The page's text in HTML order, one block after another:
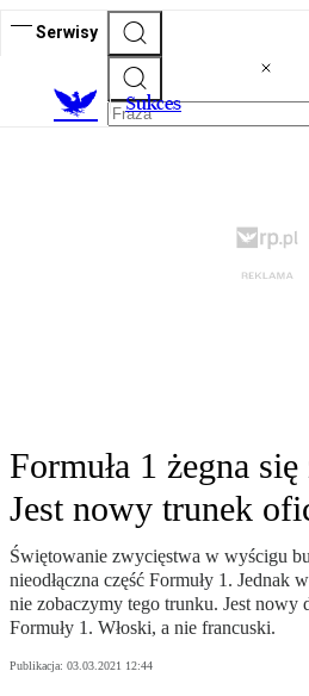
Serwisy
Sukces
Formuła 1 żegna
Jest nowy trunek
Świętowanie zwycięstwa w wyścigu
nieodłączna część Formuły 1. Jednak
nie zobaczymy tego trunku. Jest nowy
Formuły 1. Włoski, a nie francuski.
Publikacja: 03.03.2021 12:44